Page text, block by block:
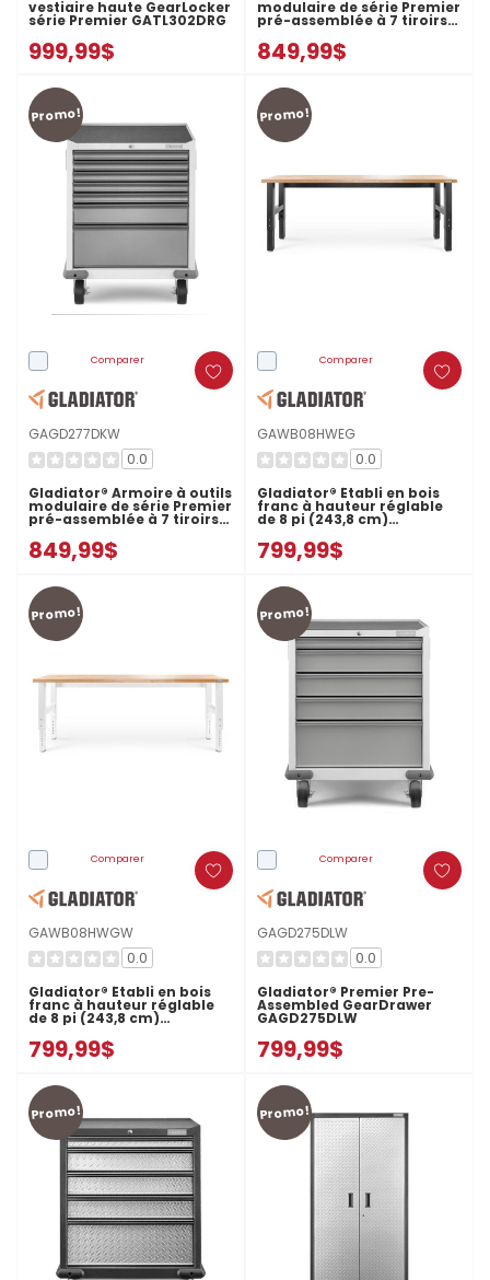
vestiaire haute GearLocker
série Premier GATL302DRG
999,99$
modulaire de série Premier
pré-assemblée à 7 tiroirs
GAGD277DJG
849,99$
Promo!
Comparer
GAGD277DKW
0.0
Gladiator® Armoire à outils
modulaire de série Premier
pré-assemblée à 7 tiroirs
GAGD277DKW
849,99$
Promo!
Comparer
GAWB08HWEG
0.0
Gladiator® Établi en bois
franc à hauteur réglable
de 8 pi (243,8 cm)
GAWB08HWEG
799,99$
Promo!
Comparer
GAWB08HWGW
0.0
Gladiator® Établi en bois
franc à hauteur réglable
de 8 pi (243,8 cm)
GAWB08HWGW
799,99$
Promo!
Comparer
GAGD275DLW
0.0
Gladiator® Premier Pre-
Assembled GearDrawer
GAGD275DLW
799,99$
Promo! Promo!